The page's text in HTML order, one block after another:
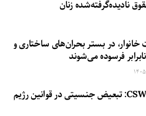
نادیده‌گرفته‌شده زنان
در بستر بحران‌های ساختاری و
فرسوده می‌شوند
گزارش به CSW70: تبعیض جنسیتی در قوانین رژیم